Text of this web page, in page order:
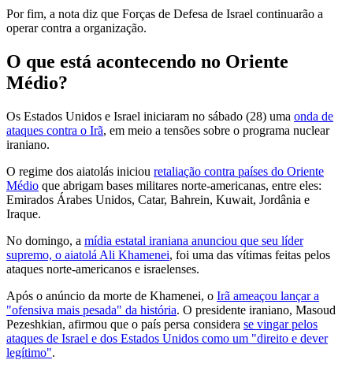
Por fim, a nota diz que Forças de Defesa de Israel continuarão a
operar contra a organização.
O que está acontecendo no Oriente
Médio?
Os Estados Unidos e Israel iniciaram no sábado (28) uma onda de
ataques contra o Irã, em meio a tensões sobre o programa nuclear
iraniano.
O regime dos aiatolás iniciou retaliação contra países do Oriente
Médio que abrigam bases militares norte-americanas, entre eles:
Emirados Árabes Unidos, Catar, Bahrein, Kuwait, Jordânia e
Iraque.
No domingo, a mídia estatal iraniana anunciou que seu líder
supremo, o aiatolá Ali Khamenei, foi uma das vítimas feitas pelos
ataques norte-americanos e israelenses.
Após o anúncio da morte de Khamenei, o Irã ameaçou lançar a
"ofensiva mais pesada" da história. O presidente iraniano, Masoud
Pezeshkian, afirmou que o país persa considera se vingar pelos
ataques de Israel e dos Estados Unidos como um "direito e dever
legítimo".